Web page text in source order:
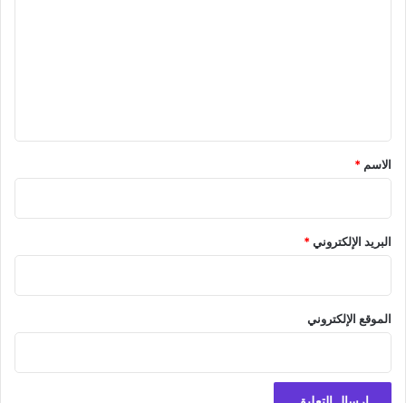
*
الاسم *
البريد الإلكتروني*
الموقع الإلكتروني